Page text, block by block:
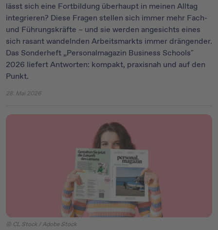
lässt sich eine Fortbildung überhaupt in meinen Alltag
integrieren? Diese Fragen stellen sich immer mehr Fach-
und Führungskräfte – und sie werden angesichts eines
sich rasant wandelnden Arbeitsmarkts immer drängender.
Das Sonderheft „Personalmagazin Business Schools"
2026 liefert Antworten: kompakt, praxisnah und auf den
Punkt.
28. Mai 2026
© CL Stock / Adobe Stock